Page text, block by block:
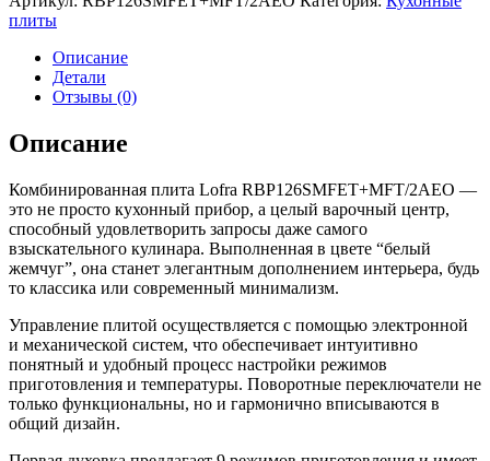
центр
120х60
Lofra
DolceVita
RBP126SMFET+MFT/2AEO
белый
плиты
Описание
Детали
Отзывы (0)
Описание
Комбинированная плита Lofra RBP126SMFET+MFT/2AEO —
это не просто кухонный прибор, а целый варочный центр,
способный удовлетворить запросы даже самого
взыскательного кулинара. Выполненная в цвете “белый
жемчуг”, она станет элегантным дополнением интерьера, будь
то классика или современный минимализм.
Управление плитой осуществляется с помощью электронной
и механической систем, что обеспечивает интуитивно
понятный и удобный процесс настройки режимов
приготовления и температуры. Поворотные переключатели не
только функциональны, но и гармонично вписываются в
общий дизайн.